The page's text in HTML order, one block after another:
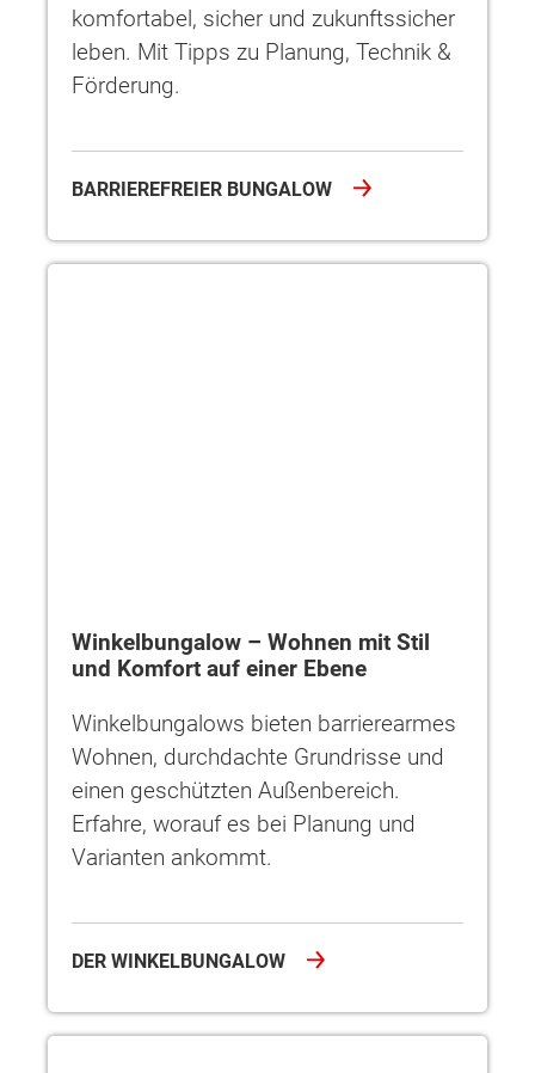
komfortabel, sicher und zukunftssicher
leben. Mit Tipps zu Planung, Technik &
Förderung.
BARRIEREFREIER BUNGALOW
Winkelbungalow – Wohnen mit Stil
und Komfort auf einer Ebene
Winkelbungalows bieten barrierearmes
Wohnen, durchdachte Grundrisse und
einen geschützten Außenbereich.
Erfahre, worauf es bei Planung und
Varianten ankommt.
DER WINKELBUNGALOW